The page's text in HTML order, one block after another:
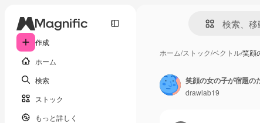
作成
ホーム
検索
ストック
もっと詳しく
ホーム/ストック/ベクトル/笑顔
笑顔の女の子が宿題の
drawlab19